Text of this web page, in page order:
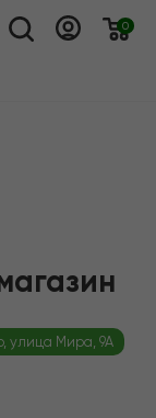
0
улица Мира, 9А